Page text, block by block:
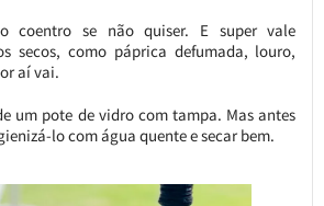
coentro se não quiser. E super vale
secos, como páprica defumada, louro,
aí vai.
um pote de vidro com tampa. Mas antes
lo com água quente e secar bem.